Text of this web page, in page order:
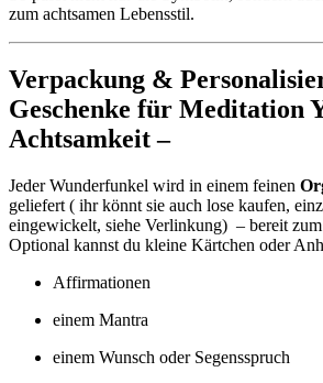
zum achtsamen Lebensstil.
Verpackung &
Geschenke für Meditation
Achtsamkeit –
Jeder Wunderfunkel wird in einem feinen
geliefert ( ihr könnt sie auch lose kaufen,
eingewickelt, siehe Verlinkung) – bereit zum
Optional kannst du kleine Kärtchen oder
Affirmationen
einem Mantra
einem Wunsch oder Segensspruch